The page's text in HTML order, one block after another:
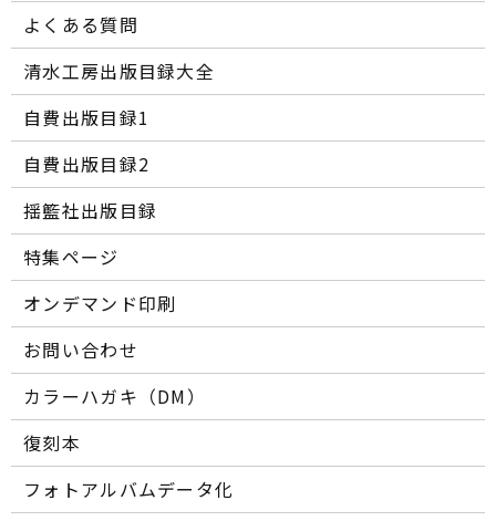
よくある質問
清水工房出版目録大全
自費出版目録1
自費出版目録2
揺籃社出版目録
特集ページ
オンデマンド印刷
お問い合わせ
カラーハガキ（DM）
復刻本
フォトアルバムデータ化